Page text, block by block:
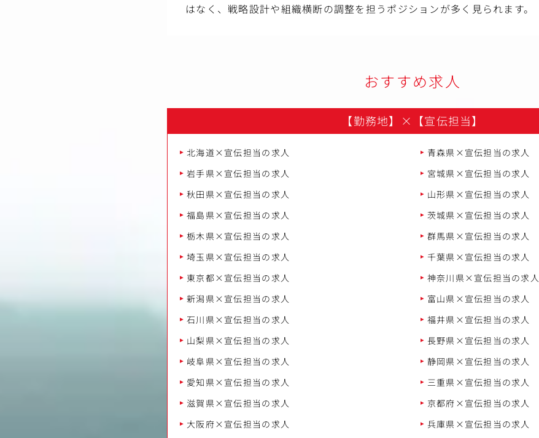
はなく、戦略設計や組織横断の調整を担うポジションが多く見られます。
おすすめ求人
【勤務地】 × 【宣伝担当】
北海道×宣伝担当の求人
青森県×宣伝担当の求人
岩手県×宣伝担当の求人
宮城県×宣伝担当の求人
秋田県×宣伝担当の求人
山形県×宣伝担当の求人
福島県×宣伝担当の求人
茨城県×宣伝担当の求人
栃木県×宣伝担当の求人
群馬県×宣伝担当の求人
埼玉県×宣伝担当の求人
千葉県×宣伝担当の求人
東京都×宣伝担当の求人
神奈川県×宣伝担当の求人
新潟県×宣伝担当の求人
富山県×宣伝担当の求人
石川県×宣伝担当の求人
福井県×宣伝担当の求人
山梨県×宣伝担当の求人
長野県×宣伝担当の求人
岐阜県×宣伝担当の求人
静岡県×宣伝担当の求人
愛知県×宣伝担当の求人
三重県×宣伝担当の求人
滋賀県×宣伝担当の求人
京都府×宣伝担当の求人
大阪府×宣伝担当の求人
兵庫県×宣伝担当の求人